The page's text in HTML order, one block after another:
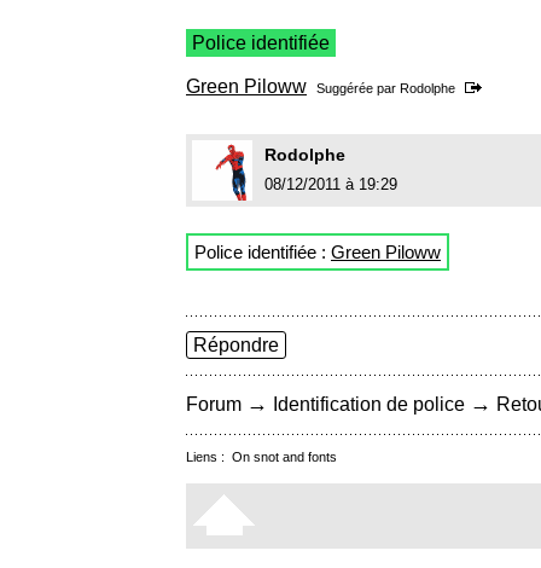
Police identifiée
Green Piloww Suggérée par Rodolphe
Rodolphe
08/12/2011 à 19:29
Police identifiée : Green Piloww
Répondre
Forum → Identification de police →
Liens : On snot and fonts